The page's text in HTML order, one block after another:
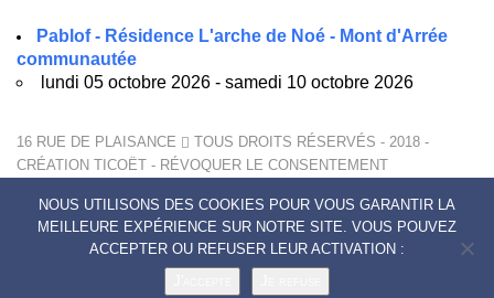
Pablof - Résidence L'arche de Noé - Mont d'Arrée
communautée
lundi 05 octobre 2026 - samedi 10 octobre 2026
16 RUE DE PLAISANCE
TOUS DROITS RÉSERVÉS - 2018 -
CRÉATION TICOËT - RÉVOQUER LE CONSENTEMENT
MENTIONS LÉGALES
POLITIQUE DE CONFIDENTIALITÉ
NOUS UTILISONS DES COOKIES POUR VOUS GARANTIR LA
MEILLEURE EXPÉRIENCE SUR NOTRE SITE. VOUS POUVEZ
ACCEPTER OU REFUSER LEUR ACTIVATION :